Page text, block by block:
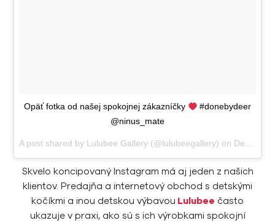
Opäť fotka od našej spokojnej zákazníčky
#donebydeer
@ninus_mate
A post shared by Lulubee Gallery (@lulubeegallery) on Dec 15, 2017 at 11:07am PST
Skvelo koncipovaný Instagram má aj jeden z našich
klientov. Predajňa a internetový obchod s detskými
kočíkmi a inou detskou výbavou Lulubee často
ukazuje v praxi, ako sú s ich výrobkami spokojní